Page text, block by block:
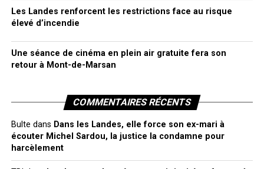
Les Landes renforcent les restrictions face au risque
élevé d’incendie
Une séance de cinéma en plein air gratuite fera son
retour à Mont-de-Marsan
COMMENTAIRES RÉCENTS
Bulte dans Dans les Landes, elle force son ex-mari à
écouter Michel Sardou, la justice la condamne pour
harcèlement